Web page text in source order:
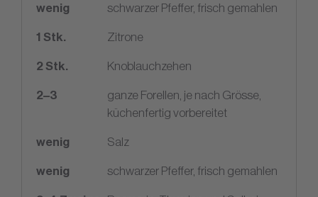
wenig schwarzer Pfeffer, frisch gemahlen
1 Stk. Zitrone
2 Stk. Knoblauchzehen
2–3
ganze Forellen, je nach Grösse,
küchenfertig vorbereitet
wenig Salz
wenig schwarzer Pfeffer, frisch gemahlen